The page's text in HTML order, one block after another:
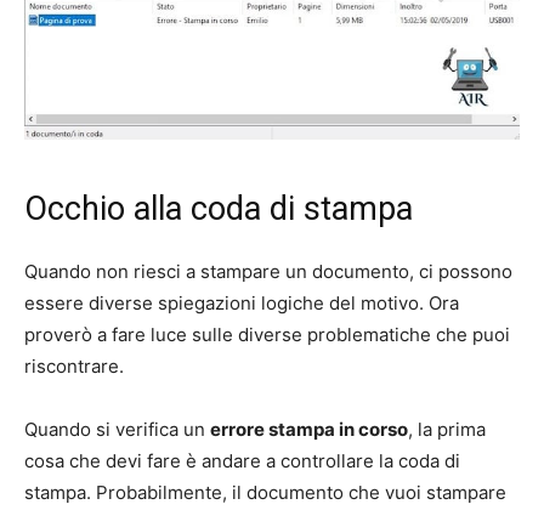
Occhio alla coda di stampa
Quando non riesci a stampare un documento, ci possono
essere diverse spiegazioni logiche del motivo. Ora
proverò a fare luce sulle diverse problematiche che puoi
riscontrare.
Quando si verifica un errore stampa in corso, la prima
cosa che devi fare è andare a controllare la coda di
stampa. Probabilmente, il documento che vuoi stampare